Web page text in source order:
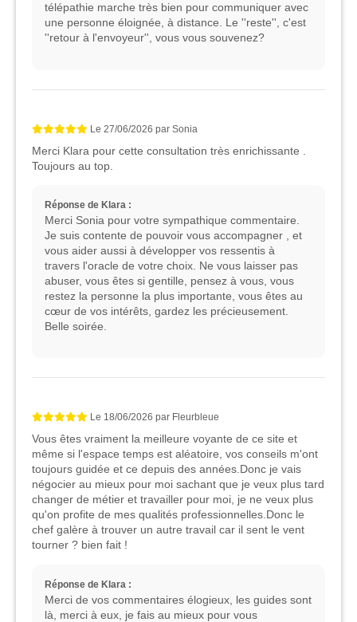
télépathie marche très bien pour communiquer avec
une personne éloignée, à distance. Le ''reste'', c'est
''retour à l'envoyeur'', vous vous souvenez?
Le 27/06/2026 par Sonia
Merci Klara pour cette consultation très enrichissante .
Toujours au top.
Réponse de Klara :
Merci Sonia pour votre sympathique commentaire.
Je suis contente de pouvoir vous accompagner , et
vous aider aussi à développer vos ressentis à
travers l'oracle de votre choix. Ne vous laisser pas
abuser, vous êtes si gentille, pensez à vous, vous
restez la personne la plus importante, vous êtes au
cœur de vos intérêts, gardez les précieusement.
Belle soirée.
Le 18/06/2026 par Fleurbleue
Vous êtes vraiment la meilleure voyante de ce site et
même si l'espace temps est aléatoire, vos conseils m'ont
toujours guidée et ce depuis des années.Donc je vais
négocier au mieux pour moi sachant que je veux plus tard
changer de métier et travailler pour moi, je ne veux plus
qu'on profite de mes qualités professionnelles.Donc le
chef galère à trouver un autre travail car il sent le vent
tourner ? bien fait !
Réponse de Klara :
Merci de vos commentaires élogieux, les guides sont
là, merci à eux, je fais au mieux pour vous